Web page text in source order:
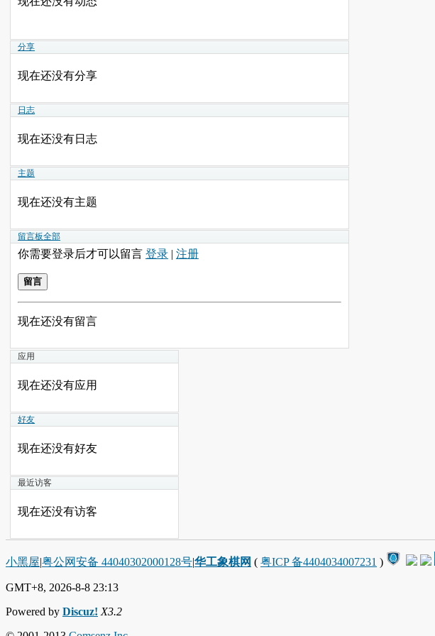
分享
现在还没有分享
日志
现在还没有日志
主题
现在还没有主题
留言板全部
你需要登录后才可以留言 登录 | 注册
留言
现在还没有留言
应用
现在还没有应用
好友
现在还没有好友
最近访客
现在还没有访客
小黑屋|粤公网安备 44040302000128号|华工象棋网 ( 粤ICP 备4404034007231 )
GMT+8, 2026-8-8 23:13
Powered by Discuz! X3.2